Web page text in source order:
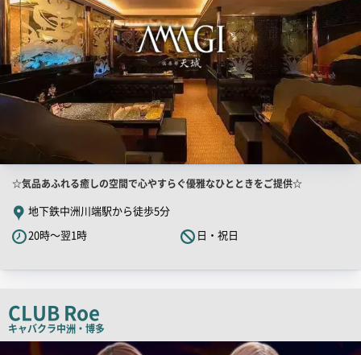
店
舗
PR
キ
コ
ピ
☆気品あふれる癒しの空間で心やすらぐ優雅なひとときをご提供☆
地下鉄中洲川端駅から徒歩5分
20時～翌1時
日・祝日
CLUB Roe
キャバクラ中洲・博多
店